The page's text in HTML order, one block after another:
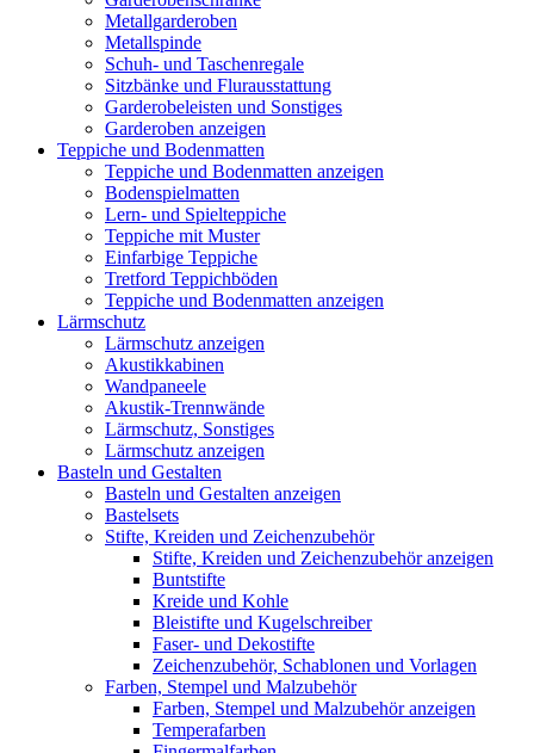
Metallgarderoben
Metallspinde
Schuh- und Taschenregale
Sitzbänke und Flurausstattung
Garderobeleisten und Sonstiges
Garderoben anzeigen
Teppiche und Bodenmatten
Teppiche und Bodenmatten anzeigen
Bodenspielmatten
Lern- und Spielteppiche
Teppiche mit Muster
Einfarbige Teppiche
Tretford Teppichböden
Teppiche und Bodenmatten anzeigen
Lärmschutz
Lärmschutz anzeigen
Akustikkabinen
Wandpaneele
Akustik-Trennwände
Lärmschutz, Sonstiges
Lärmschutz anzeigen
Basteln und Gestalten
Basteln und Gestalten anzeigen
Bastelsets
Stifte, Kreiden und Zeichenzubehör
Stifte, Kreiden und Zeichenzubehör anzeigen
Buntstifte
Kreide und Kohle
Bleistifte und Kugelschreiber
Faser- und Dekostifte
Zeichenzubehör, Schablonen und Vorlagen
Farben, Stempel und Malzubehör
Farben, Stempel und Malzubehör anzeigen
Temperafarben